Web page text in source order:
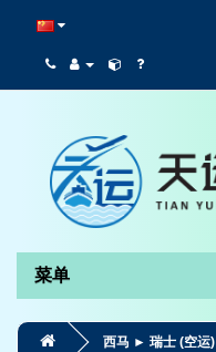
菜单
西马 ► 瑞士 (空运)